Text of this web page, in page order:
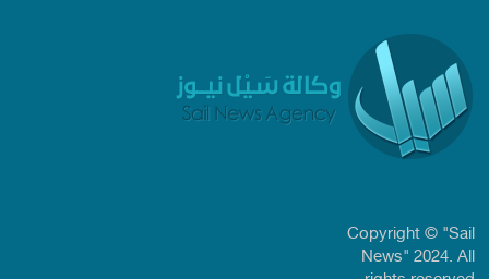
Copyright © "Sail
News" 2024. All